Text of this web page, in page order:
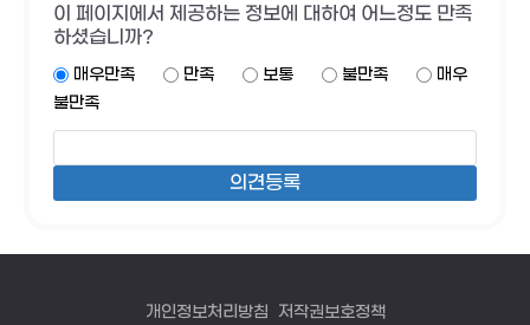
이 페이지에서 제공하는 정보에 대하여 어느정도 만족
하셨습니까?
매우만족 만족 보통 불만족
매우
불만족
개인정보처리방침 저작권보호정책